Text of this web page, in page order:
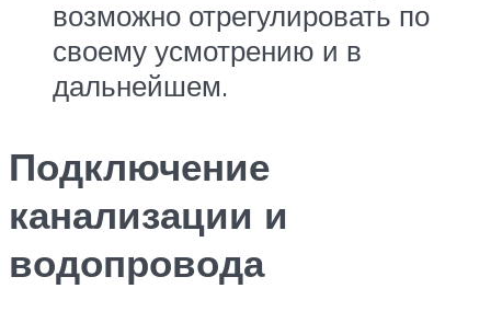
возможно отрегулировать по
своему усмотрению и в
дальнейшем.
Подключение
канализации и
водопровода